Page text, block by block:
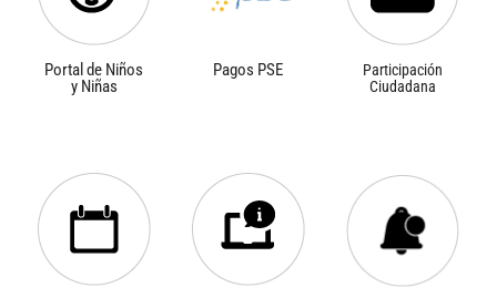
Portal de Niños
y Niñas
Pagos PSE
Participación
Ciudadana